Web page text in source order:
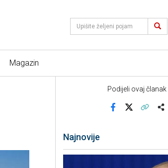
Magazin
Podijeli ovaj članak
Najnovije